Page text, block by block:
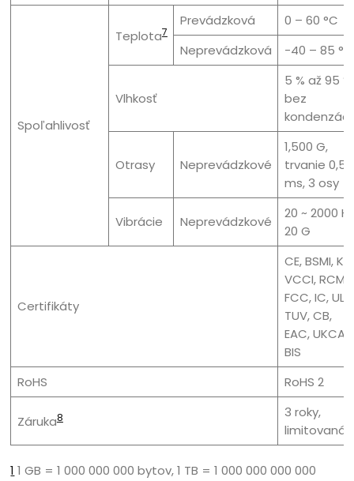
Spoľahlivosť
Teplota7
Prevádzková
0 – 60 °C
Neprevádzková
-40 – 85 °C
Vlhkosť
5 % až 95 %
bez
Otrasy Neprevádzkové
1,500 G,
trvanie 0,5
ms, 3 osy
Vibrácie Neprevádzkové
20 ~ 2000
20 G
Certifikáty
CE, BSMI,
VCCI, RCM,
FCC, IC, UL,
TUV, CB,
EAC, UKCA,
BIS
RoHS
RoHS 2
Záruka8
3 roky,
limitovaná
1 1 GB = 1 000 000 000 bytov, 1 TB = 1 000 000 000 000